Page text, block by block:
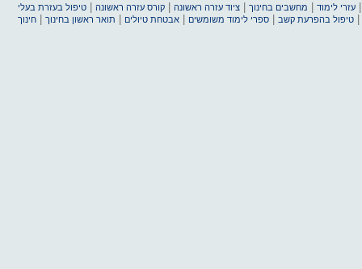
עזרי לימוד מחשבים בחינוך |ציוד עזרה ראשונה |קורס עזרה ראשונה |טיפול בעזרת בעלי
|טיפול בהפרעת קשב |ספרי לימוד משומשים |אבטחת טיולים תואר ראשון בחינוך |חינוך